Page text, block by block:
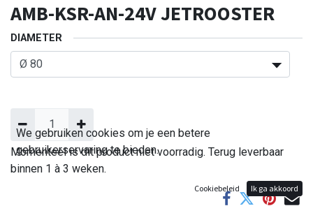
AMB-KSR-AN-24V JETROOSTER
DIAMETER
Momenteel is dit product niet voorradig. Terug leverbaar
binnen 1 à 3 weken.
We gebruiken cookies om je een betere
gebruikerservaring te bieden.
Cookiebeleid Ik ga akkoord